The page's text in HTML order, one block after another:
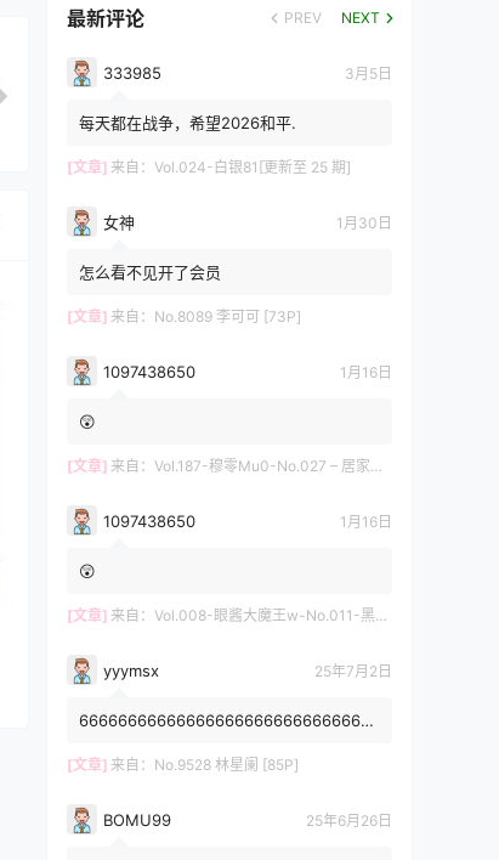
最新评论 PREV NEXT
333985 3月5日
每天都在战争，希望2026和平.
[文章] 来自： Vol.024-白银81[更新至 25 期]
女神 1月30日
怎么看不见开了会员
[文章] 来自： No.8089 李可可 [73P]
1097438650 1月16日
😲
[文章] 来自： Vol.187-穆零Mu0-No.027 – 居家自拍 [12P]
1097438650 1月16日
😲
[文章] 来自： Vol.008-眼酱大魔王w-No.011-黑护士 [20P]
yyymsx 25年7月2日
6666666666666666666666666666666
[文章] 来自： No.9528 林星阑 [85P]
BOMU99 25年6月26日